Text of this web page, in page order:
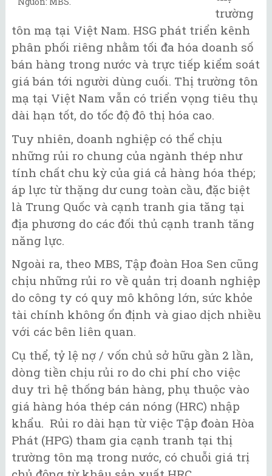
trường
tôn mạ tại Việt Nam. HSG phát triển kênh
phân phối riêng nhằm tối đa hóa doanh số
bán hàng trong nước và trực tiếp kiểm soát
giá bán tới người dùng cuối. Thị trường tôn
mạ tại Việt Nam vẫn có triển vọng tiêu thụ
dài hạn tốt, do tốc độ đô thị hóa cao.
Tuy nhiên, doanh nghiệp có thể chịu
những rủi ro chung của ngành thép như
tính chất chu kỳ của giá cả hàng hóa thép;
áp lực từ thặng dư cung toàn cầu, đặc biệt
là Trung Quốc và cạnh tranh gia tăng tại
địa phương do các đối thủ cạnh tranh tăng
năng lực.
Ngoài ra, theo MBS, Tập đoàn Hoa Sen cũng
chịu những rủi ro về quản trị doanh nghiệp
do công ty có quy mô không lớn, sức khỏe
tài chính không ổn định và giao dịch nhiều
với các bên liên quan.
Cụ thể, tỷ lệ nợ / vốn chủ sở hữu gần 2 lần,
dòng tiền chịu rủi ro do chi phí cho việc
duy trì hệ thống bán hàng, phụ thuộc vào
giá hàng hóa thép cán nóng (HRC) nhập
khẩu. Rủi ro dài hạn từ việc Tập đoàn Hòa
Phát (HPG) tham gia cạnh tranh tại thị
trường tôn mạ trong nước, có chuỗi giá trị